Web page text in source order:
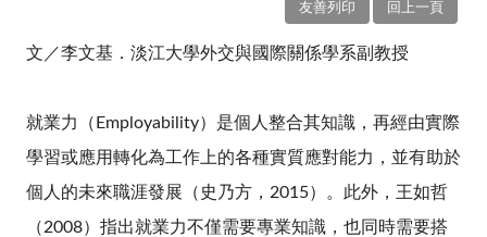
回上一頁
友善列印
文／李文基．淡江大學外交與國際關係學系副教授
就業力（Employability）是個人整合其知識，再經由實際
學習或應用轉化為工作上的各種實質應對能力，並有助於
個人的未來職涯發展（史乃方，2015）。此外，王如哲
（2008）指出就業力不僅需要專業知識，也同時需要搭